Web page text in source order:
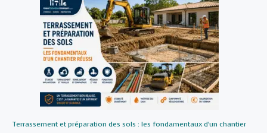
Terrassement et préparation des sols : les fondamentaux d’un chantier